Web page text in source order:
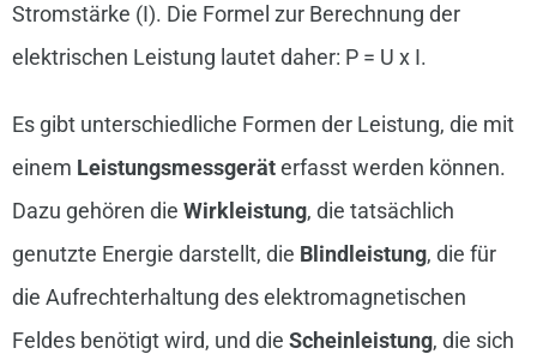
Stromstärke (I). Die Formel zur Berechnung der
elektrischen Leistung lautet daher: P = U x I.
Es gibt unterschiedliche Formen der Leistung, die mit
einem Leistungsmessgeräterfasst werden können.
Dazu gehören die Wirkleistung, die tatsächlich
genutzte Energie darstellt, die Blindleistung, die für
die Aufrechterhaltung des elektromagnetischen
Feldes benötigt wird, und die Scheinleistung, die sich